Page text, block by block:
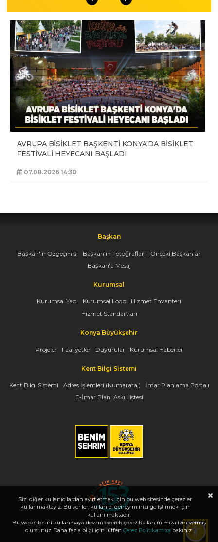
AVRUPA BİSİKLET BAŞKENTİ KONYA'DA BİSİKLET
FESTİVALİ HEYECANI BAŞLADI
07.08.2026 14:30
Başkan
Başkan'ın Özgeçmişi Başkan'ın Fotoğrafları
Önceki Başkanlar
Başkan'a Mesaj
Kurumsal
Kurumsal Yapı Kurumsal Logo
Hizmet Envanteri
Hizmet Standartları
Konya Büyükşehir
Projeler Faaliyetler Duyurular Kurumsal Haberler
Kent Bilgi Sistemi
Kent Bilgi Sistemi Adres İşlemleri (Numarataj)
İmar Planlama Portalı
E-İmar Planı Askı Listesi
Copyright 2026, www.konya.bel.tr - Tüm Hakları Saklıdır - Bilgi İşlem Dairesi
Başkanlığı
Sizi diğer kullanıcılardan ayırt etmek için bu web sitesinde çerezler
kullanmaktayız. Bu veriler, kullanıcı deneyiminizi geliştirmek için
kullanılmaktadır.
Bu web sitesini kullanmaya devam ederek çerez kullanımımıza izin vermiş
olursunuz. Daha fazla bilgi için lütfen Çerez Politikamıza bakınız.